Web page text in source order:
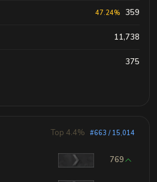
47.24% 359
11,738
375
Top 4.4% #663 / 15,014
769